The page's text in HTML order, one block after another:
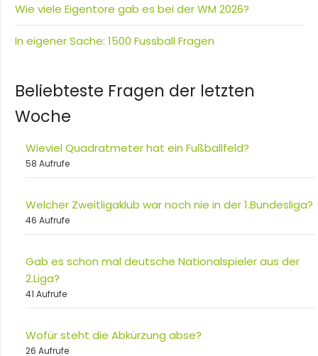
Wie viele Eigentore gab es bei der WM 2026?
In eigener Sache: 1500 Fussball Fragen
Beliebteste Fragen der letzten
Woche
Wieviel Quadratmeter hat ein Fußballfeld?
58 Aufrufe
Welcher Zweitligaklub war noch nie in der 1.Bundesliga?
46 Aufrufe
Gab es schon mal deutsche Nationalspieler aus der
2.Liga?
41 Aufrufe
Wofür steht die Abkürzung abse?
26 Aufrufe